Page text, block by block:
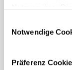
Nutzung ihrer
Selection
Notwendige
Präferenz